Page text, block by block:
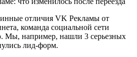
отличия VK Рекламы от
команда социальной сети
Мы, например, нашли 3 серьезных
лид-форм.